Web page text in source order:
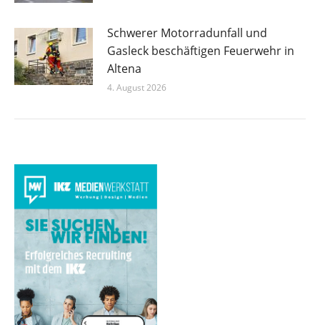
Schwerer Motorradunfall und
Gasleck beschäftigen Feuerwehr in
Altena
4. August 2026